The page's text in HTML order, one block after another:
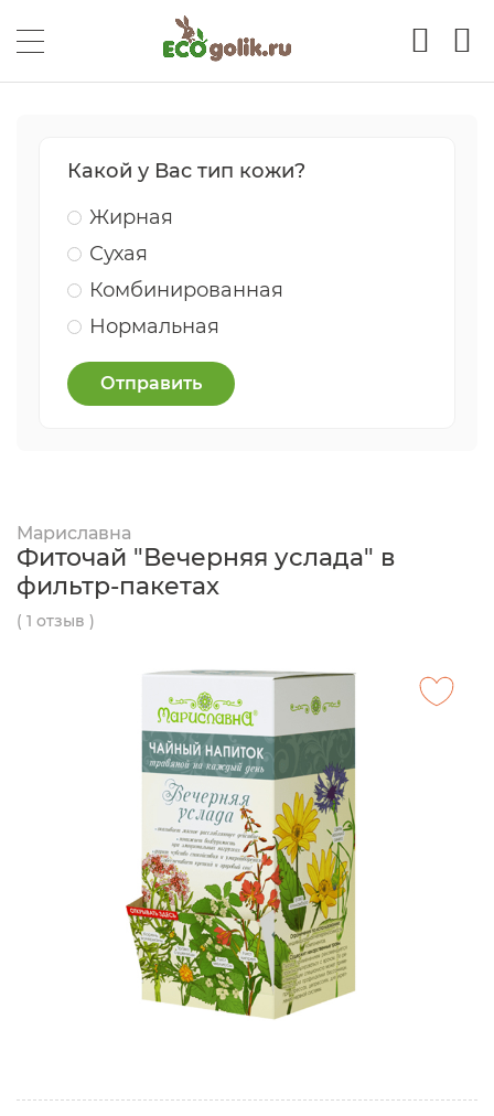
Какой у Вас тип кожи?
Жирная
Сухая
Комбинированная
Нормальная
Отправить
Мариславна
Фиточай "Вечерняя услада" в
фильтр-пакетах
( 1 отзыв )